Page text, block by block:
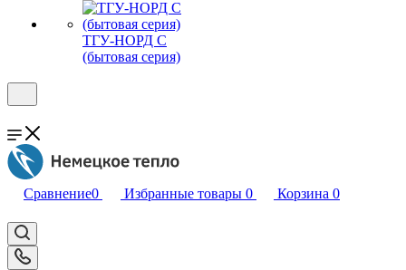
ТГУ-НОРД С
(бытовая серия)
Сравнение0 Избранные товары 0 Корзина 0